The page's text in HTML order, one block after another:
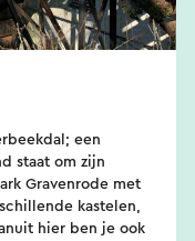
een
staat om zijn
Gravenrode met
kastelen,
hier ben je ook